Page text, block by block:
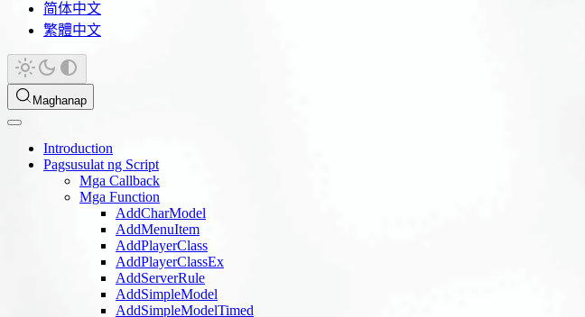
简体中文
繁體中文
Maghanap
Introduction
Pagsusulat ng Script
Mga Callback
Mga Function
AddCharModel
AddMenuItem
AddPlayerClass
AddPlayerClassEx
AddServerRule
AddSimpleModel
AddSimpleModelTimed